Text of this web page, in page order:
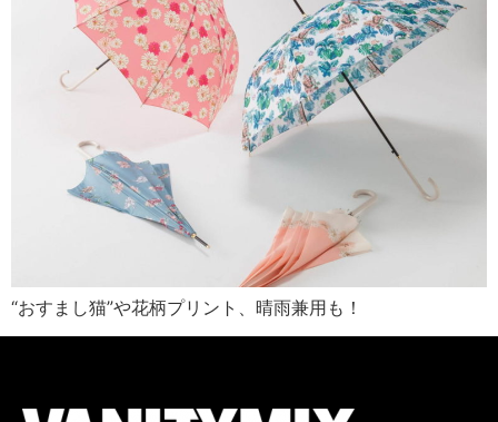
“おすまし猫”や花柄プリント、晴雨兼用も！